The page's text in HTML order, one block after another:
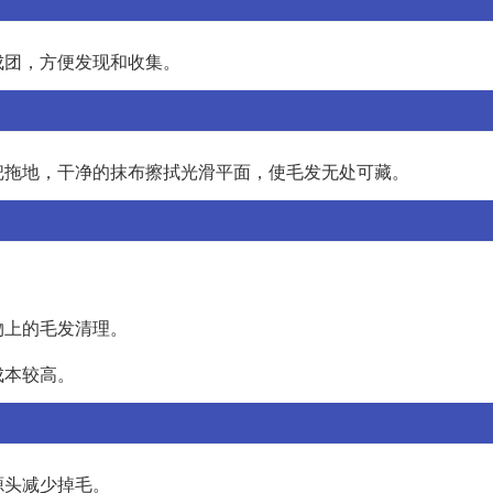
，方便发现和收集。
地，干净的抹布擦拭光滑平面，使毛发无处可藏。
的毛发清理。
较高。
减少掉毛。